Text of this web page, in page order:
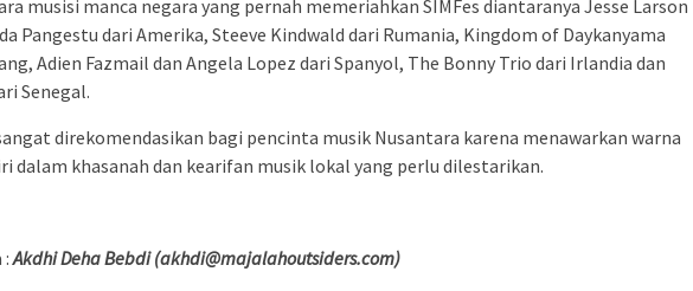
musisi manca negara yang pernah memeriahkan SIMFes diantaranya Jesse Larson
Pangestu dari Amerika, Steeve Kindwald dari Rumania, Kingdom of Daykanyama
Adien Fazmail dan Angela Lopez dari Spanyol, The Bonny Trio dari Irlandia dan
Senegal.
direkomendasikan bagi pencinta musik Nusantara karena menawarkan warna
dalam khasanah dan kearifan musik lokal yang perlu dilestarikan.
:Akdhi Deha Bebdi (akhdi@majalahoutsiders.com)